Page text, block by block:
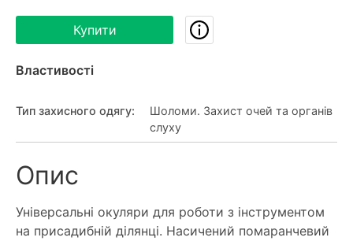
Купити
Властивості
Тип захисного одягу:
Шоломи. Захист очей та органів
слуху
Опис
Універсальні окуляри для роботи з інструментом
на присадибній ділянці. Насичений помаранчевий